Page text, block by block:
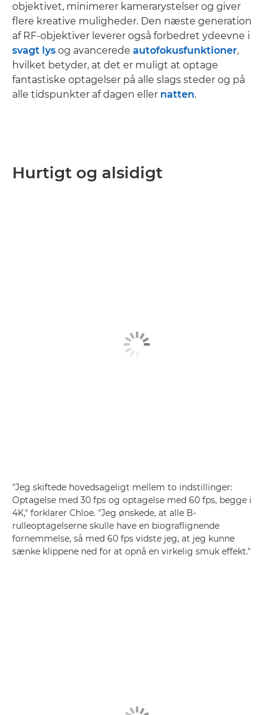
objektivet, minimerer kamerarystelser og giver
flere kreative muligheder. Den næste generation
af RF-objektiver leverer også forbedret ydeevne i
svagt lys og avancerede autofokusfunktioner,
hvilket betyder, at det er muligt at optage
fantastiske optagelser på alle slags steder og på
alle tidspunkter af dagen eller natten.
Hurtigt og alsidigt
"Jeg skiftede hovedsageligt mellem to indstillinger:
Optagelse med 30 fps og optagelse med 60 fps, begge i
4K," forklarer Chloe. "Jeg ønskede, at alle B-
rulleoptagelserne skulle have en biograflignende
fornemmelse, så med 60 fps vidste jeg, at jeg kunne
sænke klippene ned for at opnå en virkelig smuk effekt."